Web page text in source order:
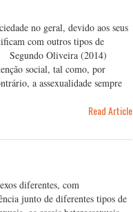
no geral, devido aos seus
com outros tipos de
Segundo Oliveira (2014)
social, tal como, por
a assexualidade sempre
Read Article
diferentes, com
junto de diferentes tipos de